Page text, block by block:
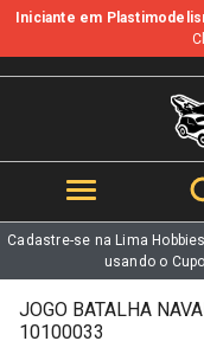
b
Iniciante em
Cadastre-se na Lima
usando o
JOGO BATALHA
10100033